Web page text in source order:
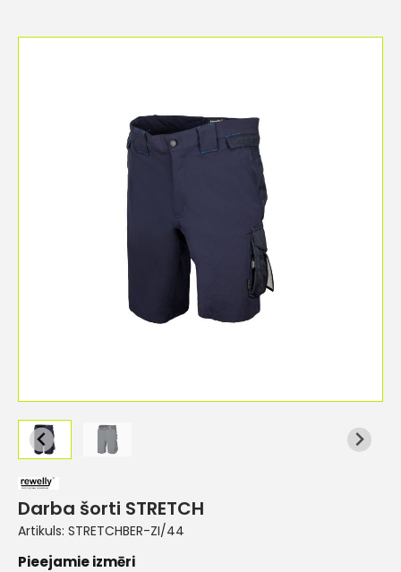
Darba šorti STRETCH
Artikuls: STRETCHBER-ZI/44
Pieejamie izmēri